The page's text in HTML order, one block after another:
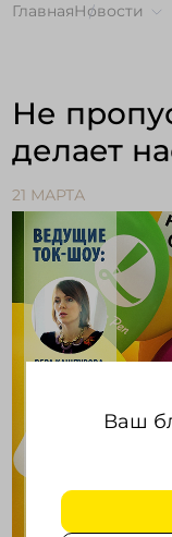
Ваш
ГлавнаяНовости
Не
делает
21 МАРТАЗапомнить меня